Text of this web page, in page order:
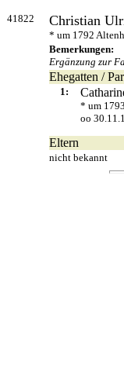
41822 Christian
* um 1792
Bemerkungen:
Ergänzung zur
Ehegatten /
1:
* um
oo
Eltern
nicht bekannt